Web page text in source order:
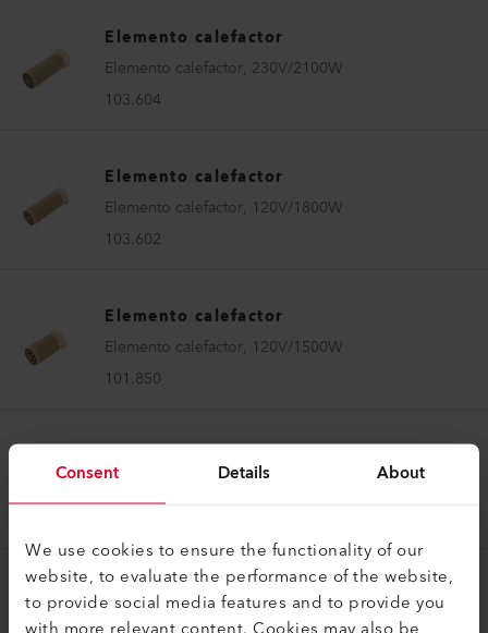
Consent Details About
We use cookies to ensure the functionality of our
website, to evaluate the performance of the website,
to provide social media features and to provide you
Elemento calefactor
Elemento calefactor, 230V/2100W
103.604
Elemento calefactor
Elemento calefactor, 120V/1800W
103.602
Elemento calefactor
Elemento calefactor, 120V/1500W
101.850
Elemento calefactor, 230V/1800W
Elemento calefactor
Elemento calefactor, 120V/1kW